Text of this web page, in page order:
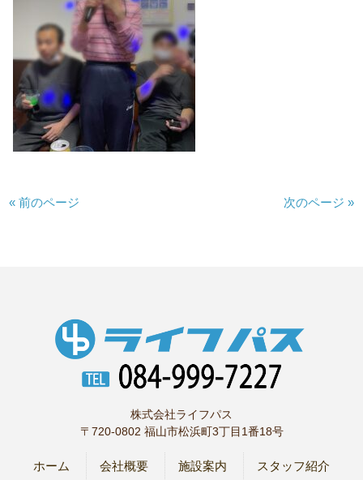
« 前のページ 次のページ »
株式会社ライフパス
〒720-0802 福山市松浜町3丁目1番18号
ホーム 会社概要 施設案内 スタッフ紹介